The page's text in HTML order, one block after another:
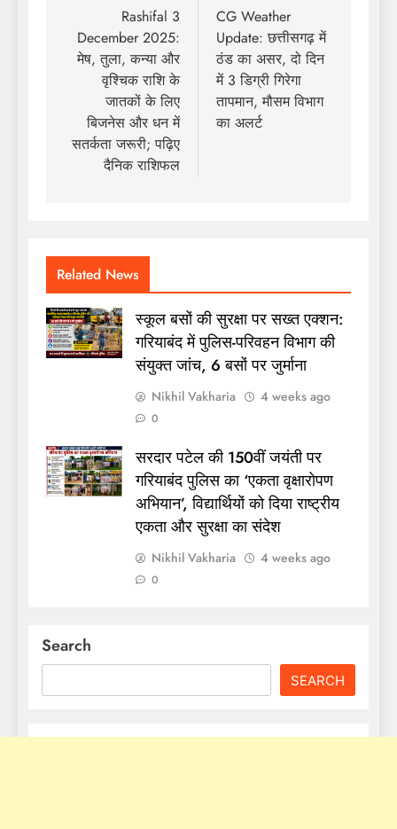
navigation
Rashifal 3
December 2025:
मेष, तुला, कन्या और
वृश्चिक राशि के
जातकों के लिए
बिजनेस और धन में
सतर्कता जरूरी; पढ़िए
दैनिक राशिफल
CG Weather
Update: छत्तीसगढ़ में
ठंड का असर, दो दिन
में 3 डिग्री गिरेगा
तापमान, मौसम विभाग
का अलर्ट
Related News
स्कूल बसों की सुरक्षा पर सख्त एक्शन:
गरियाबंद में पुलिस-परिवहन विभाग की
संयुक्त जांच, 6 बसों पर जुर्माना
Nikhil Vakharia 4 weeks ago
0
सरदार पटेल की 150वीं जयंती पर
गरियाबंद पुलिस का ‘एकता वृक्षारोपण
अभियान’, विद्यार्थियों को दिया राष्ट्रीय
एकता और सुरक्षा का संदेश
Nikhil Vakharia 4 weeks ago
0
Search
SEARCH